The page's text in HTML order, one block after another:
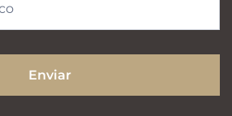
Enviar